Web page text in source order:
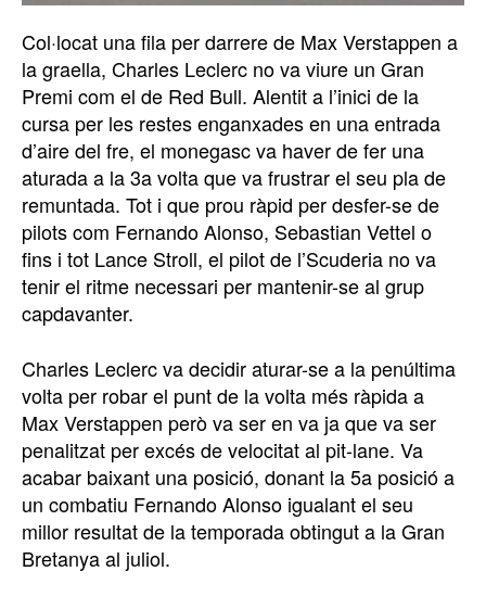
Col·locat una fila per darrere de Max Verstappen a
la graella, Charles Leclerc no va viure un Gran
Premi com el de Red Bull. Alentit a l’inici de la
cursa per les restes enganxades en una entrada
d’aire del fre, el monegasc va haver de fer una
aturada a la 3a volta que va frustrar el seu pla de
remuntada. Tot i que prou ràpid per desfer-se de
pilots com Fernando Alonso, Sebastian Vettel o
fins i tot Lance Stroll, el pilot de l’Scuderia no va
tenir el ritme necessari per mantenir-se al grup
capdavanter.
Charles Leclerc va decidir aturar-se a la penúltima
volta per robar el punt de la volta més ràpida a
Max Verstappen però va ser en va ja que va ser
penalitzat per excés de velocitat al pit-lane. Va
acabar baixant una posició, donant la 5a posició a
un combatiu Fernando Alonso igualant el seu
millor resultat de la temporada obtingut a la Gran
Bretanya al juliol.